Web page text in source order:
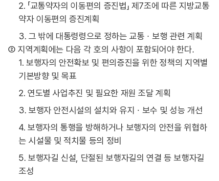
2. 「교통약자의 이동편의 증진법」 제7조에 따른 지방교통
약자 이동편의 증진계획
3. 그 밖에 대통령령으로 정하는 교통ㆍ보행 관련 계획
② 지역계획에는 다음 각 호의 사항이 포함되어야 한다.
1. 보행자의 안전확보 및 편의증진을 위한 정책의 지역별
기본방향 및 목표
2. 연도별 사업추진 및 필요한 재원 조달 계획
3. 보행자 안전시설의 설치와 유지ㆍ보수 및 성능 개선
4. 보행자의 통행을 방해하거나 보행자의 안전을 위협하
는 시설물 및 적치물 등의 정비
5. 보행자길 신설, 단절된 보행자길의 연결 등 보행자길
조성